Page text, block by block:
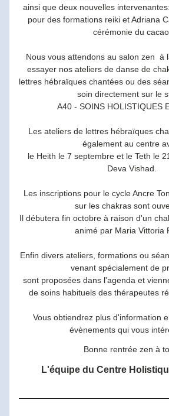
ainsi que deux nouvelles
pour des formations reiki et Adriana
cérémonie du cacao.
Nous vous attendons au salon zen  à
essayer nos ateliers de danse de
lettres hébraïques chantées ou des
soin directement sur le
A40 - SOINS HOLISTIQUES
Les ateliers de lettres hébraïques
également au centre
le Heith le 7 septembre et le Teth le
Deva Vishad.
Les inscriptions pour le cycle Ancre
sur les chakras sont
Il débutera fin octobre à raison d'un
animé par Maria Vittoria
Enfin divers ateliers, formations ou
venant spécialement de
de soins habituels des thérapeutes
évènements qui vous
Bonne rentrée zen à
L'équipe du Centre